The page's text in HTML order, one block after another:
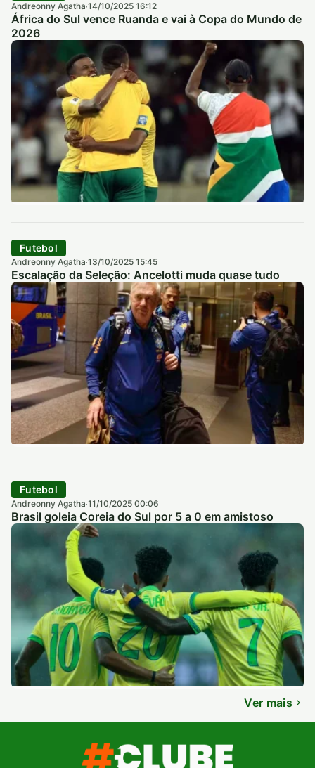
Andreonny Agatha·14/10/2025 16:12
África do Sul vence Ruanda e vai à Copa do Mundo de
2026
Futebol
Andreonny Agatha·13/10/2025 15:45
Escalação da Seleção: Ancelotti muda quase tudo
Futebol
Andreonny Agatha·11/10/2025 00:06
Brasil goleia Coreia do Sul por 5 a 0 em amistoso
Ver mais